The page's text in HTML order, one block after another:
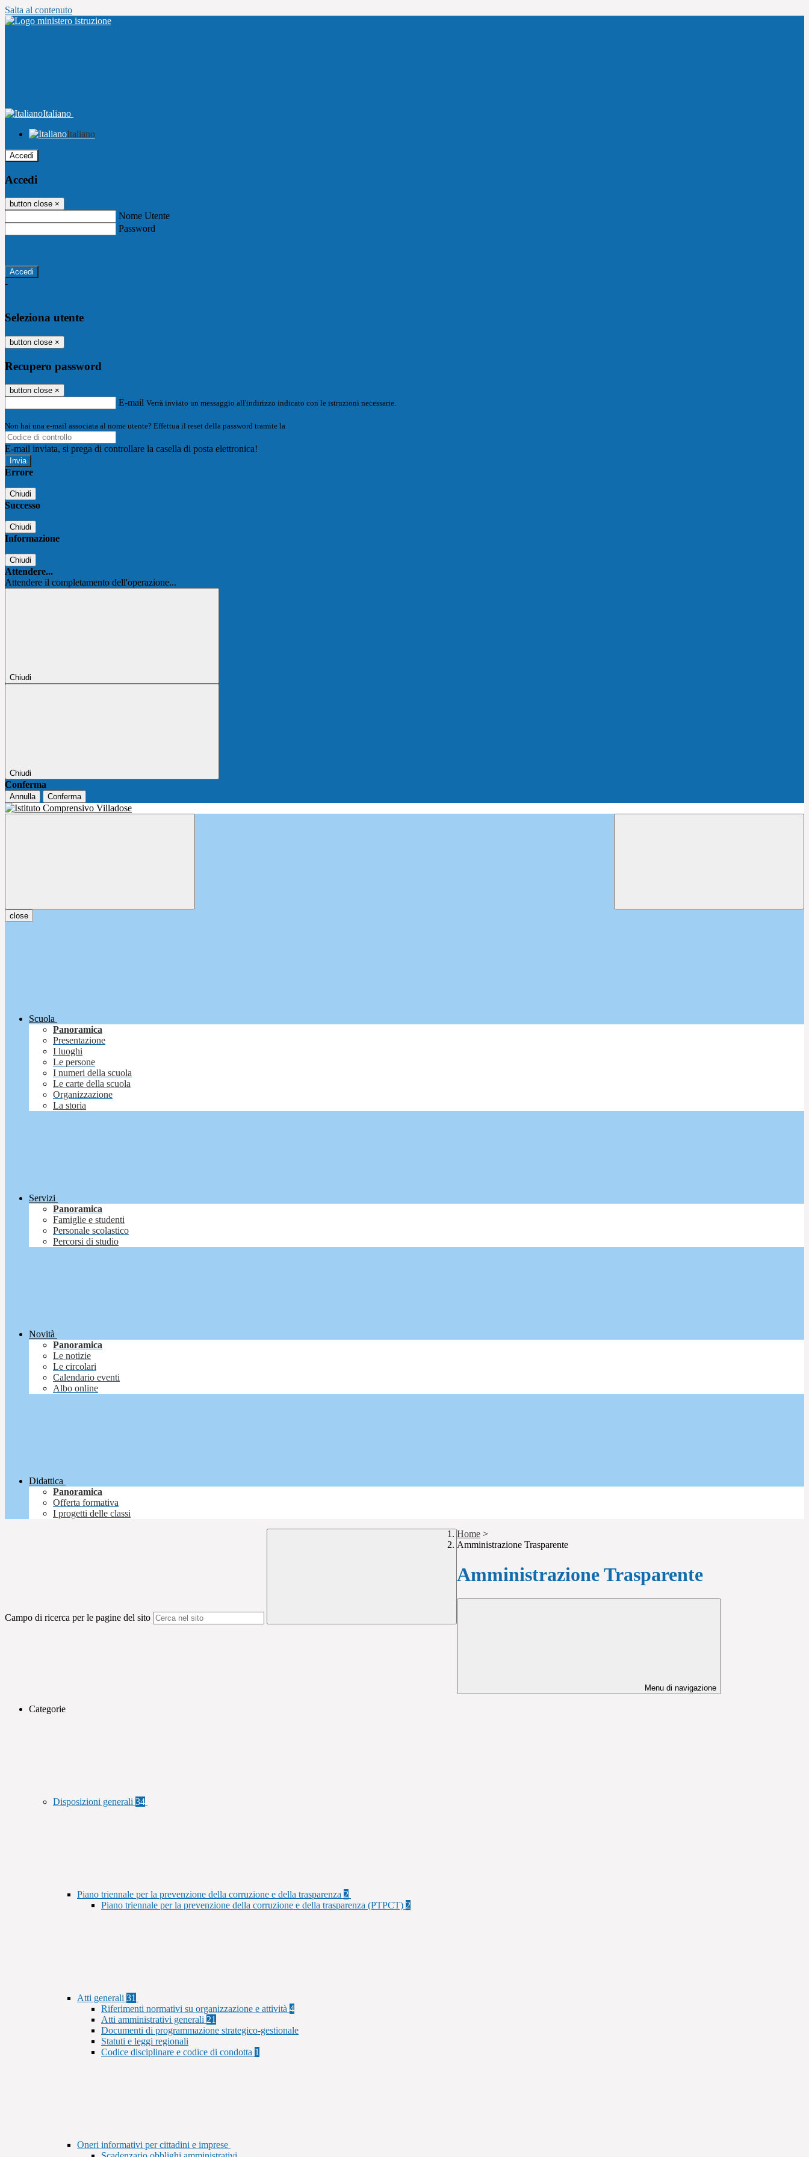
Salta al contenuto
Italiano
Italiano
Accedi
Accedi
button close ×
Nome Utente
Password
-
Seleziona utente
button close ×
Recupero password
button close ×
E-mail Verrà inviato un messaggio all'indirizzo indicato con le istruzioni necessarie.
Non hai una e-mail associata al nome utente? Effettua il reset della password tramite la
E-mail inviata, si prega di controllare la casella di posta elettronica!
Errore
Chiudi
Successo
Chiudi
Informazione
Chiudi
Attendere...
Attendere il completamento dell'operazione...
Chiudi
Chiudi
Conferma
Annulla Conferma
close
Scuola
Panoramica
Presentazione
I luoghi
Le persone
I numeri della scuola
Le carte della scuola
Organizzazione
La storia
Servizi
Panoramica
Famiglie e studenti
Personale scolastico
Percorsi di studio
Novità
Panoramica
Le notizie
Le circolari
Calendario eventi
Albo online
Didattica
Panoramica
Offerta formativa
I progetti delle classi
Campo di ricerca per le pagine del sito
Home >
Amministrazione Trasparente
Amministrazione Trasparente
Menu di navigazione
Categorie
Disposizioni generali 34
Piano triennale per la prevenzione della corruzione e della trasparenza 2
Piano triennale per la prevenzione della corruzione e della trasparenza (PTPCT) 2
Atti generali 31
Riferimenti normativi su organizzazione e attività 4
Atti amministrativi generali 21
Documenti di programmazione strategico-gestionale
Statuti e leggi regionali
Codice disciplinare e codice di condotta 1
Oneri informativi per cittadini e imprese